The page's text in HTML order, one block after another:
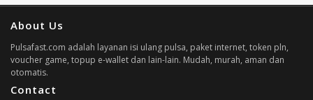
About Us
Pulsafast.com adalah layanan isi ulang pulsa, paket internet, token pln,
voucher game, topup e-wallet dan lain-lain. Mudah, murah, aman dan
otomatis.
Contact